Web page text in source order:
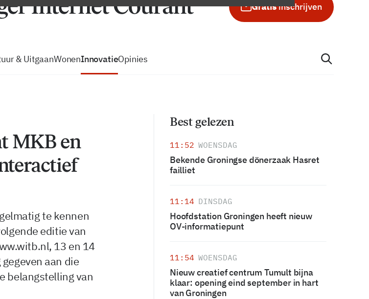
Gratisinschrijven
& UitgaanWonenInnovatieOpinies
MKB en
te kennen
editie van
13 en 14
aan die
belangstelling van
Best gelezen
11:52 WOENSDAG
Bekende Groningse dönerzaak Hasret
failliet
11:14 DINSDAG
Hoofdstation Groningen heeft nieuw
OV-informatiepunt
11:54 WOENSDAG
Nieuw creatief centrum Tumult bijna
klaar: opening eind september in hart
van Groningen